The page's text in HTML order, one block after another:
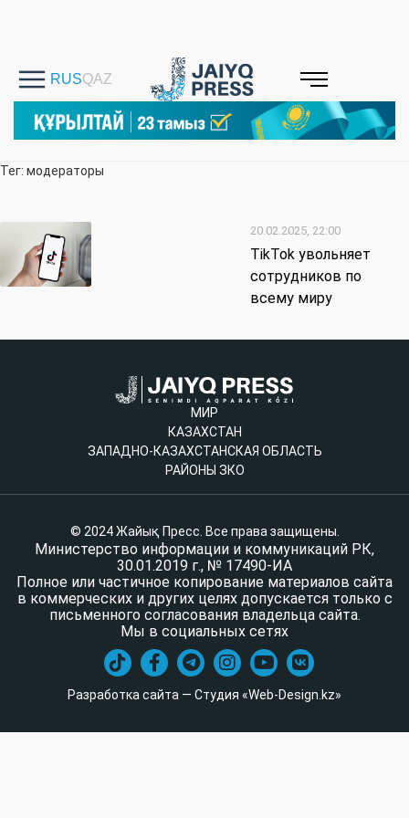
Тег: модераторы
20.02.2025, 22:00
TikTok увольняет
сотрудников по
всему миру
МИР
КАЗАХСТАН
ЗАПАДНО-КАЗАХСТАНСКАЯ ОБЛАСТЬ
РАЙОНЫ ЗКО
© 2024 Жайық Пресс. Все права защищены.
Министерство информации и коммуникаций РК,
30.01.2019 г., № 17490-ИА
Полное или частичное копирование материалов сайта
в коммерческих и других целях допускается только с
письменного согласования владельца сайта.
Мы в социальных сетях
Разработка сайта — Студия «Web-Design.kz»